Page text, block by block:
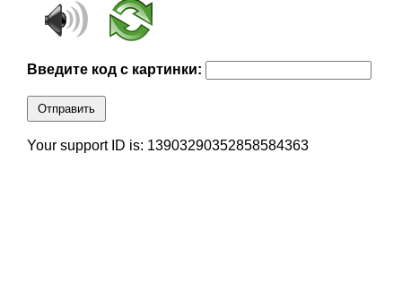
Введите код с картинки:
Отправить
Your support ID is: 13903290352858584363